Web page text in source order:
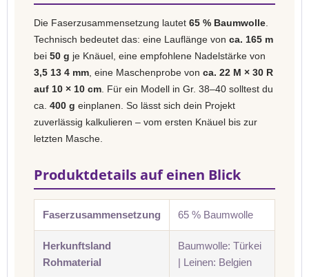
Die Faserzusammensetzung lautet 65 % Baumwolle
Technisch bedeutet das: eine Lauflänge von ca. 165 m
bei 50 g je Knäuel, eine empfohlene Nadelstärke von
3,5 13 4 mm , eine Maschenprobe von ca. 22 M × 30 R
auf 10 × 10 cm . Für ein Modell in Gr. 38–40 solltest du
ca. 400 g einplanen. So lässt sich dein Projekt
zuverlässig kalkulieren – vom ersten Knäuel bis zur
letzten Masche.
Produktdetails auf einen Blick
Faserzusammensetzung 65 % Baumwolle
Herkunftsland
Rohmaterial
Baumwolle: Türkei
| Leinen: Belgien